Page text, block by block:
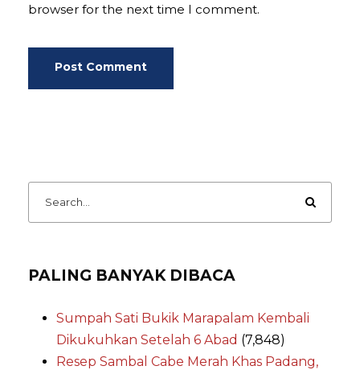
browser for the next time I comment.
PALING BANYAK DIBACA
Sumpah Sati Bukik Marapalam Kembali
Dikukuhkan Setelah 6 Abad (7,848)
Resep Sambal Cabe Merah Khas Padang,